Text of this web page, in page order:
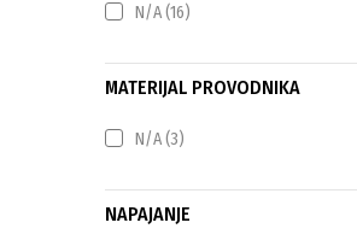
N/A(16)
MATERIJAL PROVODNIKA
N/A(3)
NAPAJANJE